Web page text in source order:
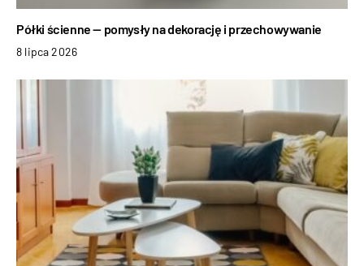
Półki ścienne — pomysły na dekorację i przechowywanie
8 lipca 2026